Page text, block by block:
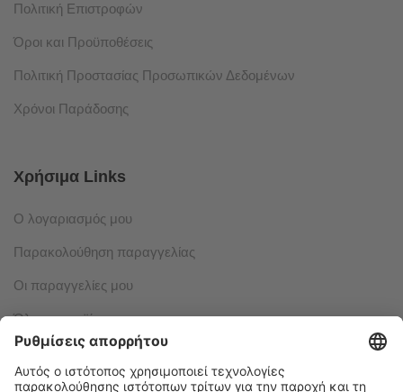
Πολιτική Επιστροφών
Όροι και Προϋποθέσεις
Πολιτική Προστασίας Προσωπικών Δεδομένων
Χρόνοι Παράδοσης
Χρήσιμα Links
Ο λογαριασμός μου
Παρακολούθηση παραγγελίας
Οι παραγγελίες μου
Όλα τα προϊόντα
© 2024 Fantasylogic